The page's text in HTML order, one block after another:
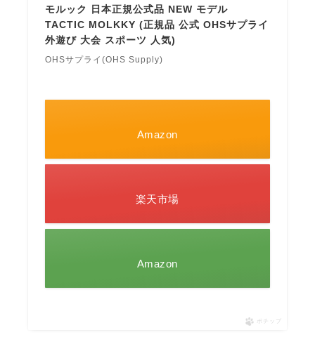
モルック 日本正規公式品 NEW モデル
TACTIC MOLKKY (正規品 公式 OHSサプライ
外遊び 大会 スポーツ 人気)
OHSサプライ(OHS Supply)
Amazon
楽天市場
Amazon
ポチップ